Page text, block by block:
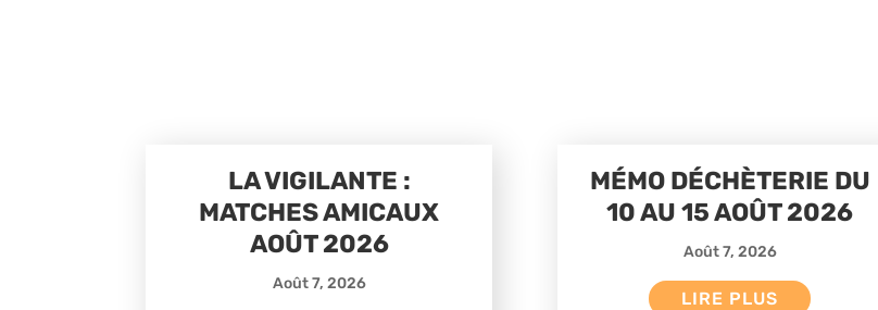
LA VIGILANTE :
MATCHES AMICAUX
AOÛT 2026
Août 7, 2026
MÉMO DÉCHÈTERIE DU
10 AU 15 AOÛT 2026
Août 7, 2026
LIRE PLUS